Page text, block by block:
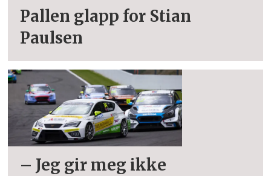
Pallen glapp for Stian
Paulsen
– Jeg gir meg ikke